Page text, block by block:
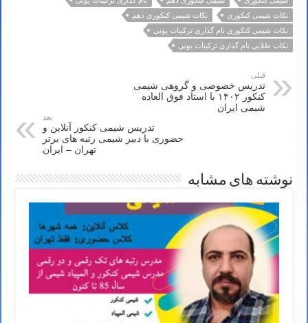
نکات شیمی کنکوری
نکات شیمی کنکوری دهم
نکات شیمی کنکوری نام گذاری ترکیبات یونی
نکات طلایی نام گذاری ترکیبات یونی
قبلی
تدریس خصوصی و گروهی شیمی
کنکور ۱۴۰۲ با استاد فوق العاده
شیمی ایران
بعد
تدریس شیمی کنکور آنلاین و
حضوری با دبیر شیمی رتبه های برتر
تهران – ایران
نوشته های مشابه